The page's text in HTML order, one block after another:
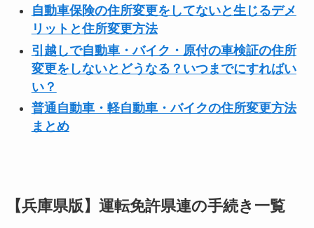
自動車保険の住所変更をしてないと生じるデメ
リットと住所変更方法
引越しで自動車・バイク・原付の車検証の住所
変更をしないとどうなる？いつまでにすればい
い？
普通自動車・軽自動車・バイクの住所変更方法
まとめ
【兵庫県版】運転免許県連の手続き一覧